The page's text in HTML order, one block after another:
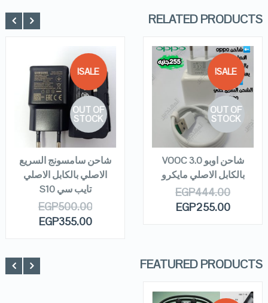
RELATED PRODUCTS
SALE!
OUT OF
STOCK
QUICK LOOK
VIEW DETAILS
READ MORE
شاحن اوبو VOOC 3.0
بالكابل الاصلي مايكرو
EGP444.00
EGP255.00
SALE!
OUT OF
STOCK
QUICK LOOK
VIEW DETAILS
READ MORE
شاحن سامسونج السريع
الاصلي بالكابل الاصلي
تايب سي S10
EGP500.00
EGP355.00
FEATURED PRODUCTS